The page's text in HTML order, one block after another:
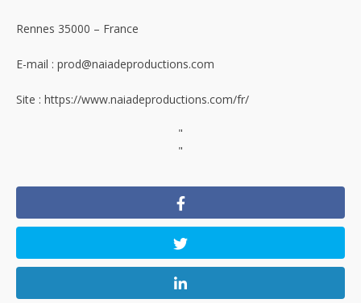
Rennes 35000 – France
E-mail : prod@naiadeproductions.com
Site : https://www.naiadeproductions.com/fr/
"
"